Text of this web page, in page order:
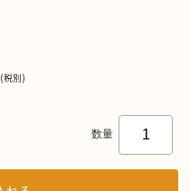
(税別)
数量